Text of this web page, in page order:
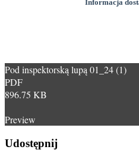
Informacja
Pod inspektorską lupą 01_24 (1)
PDF
896.75 KB
Preview
Udostępnij